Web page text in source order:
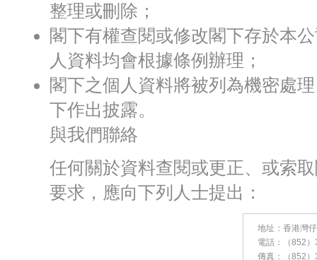
整理或刪除；
閣下有權查閱或修改閣下存於本
人資料均會根據條例辦理；
閣下之個人資料將被列為機密處
下作出披露。
與我們聯絡
任何關於資料查閱或更正、或索
要求，應向下列人士提出：
地址：香港灣
電話：（852
傳真：（852